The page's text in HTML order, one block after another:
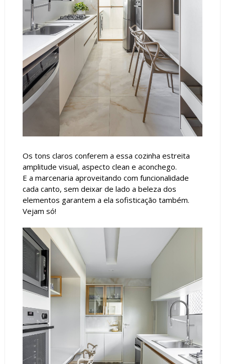
Os tons claros conferem a essa cozinha estreita
amplitude visual, aspecto clean e aconchego.
E a marcenaria aproveitando com funcionalidade
cada canto, sem deixar de lado a beleza dos
elementos garantem a ela sofisticação também.
Vejam só!